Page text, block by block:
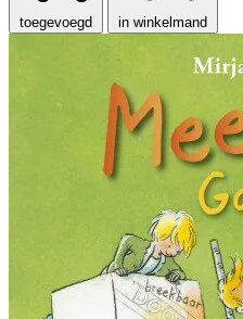
toegevoegd in winkelmand